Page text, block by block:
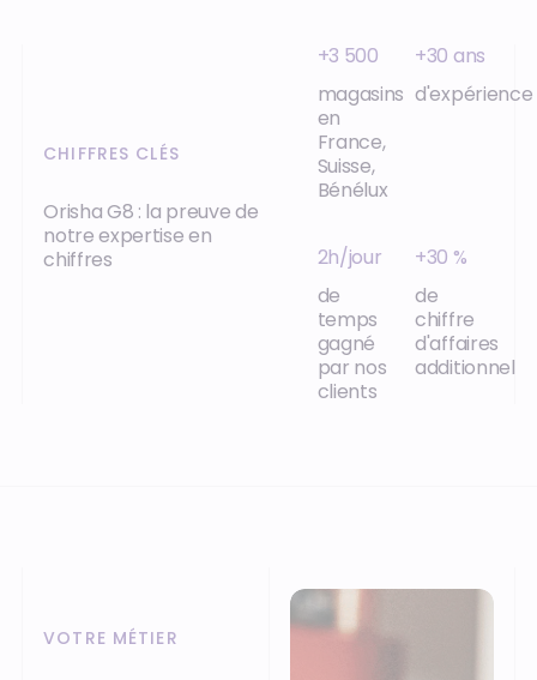
CHIFFRES CLÉS
Orisha G8 : la preuve de
notre expertise en
chiffres
+3 500
magasins
en
France,
Suisse,
Bénélux
+30 ans
d'expérience
2h/jour
de
temps
gagné
par nos
clients
+30 %
de
chiffre
d'affaires
additionnel
VOTRE MÉTIER